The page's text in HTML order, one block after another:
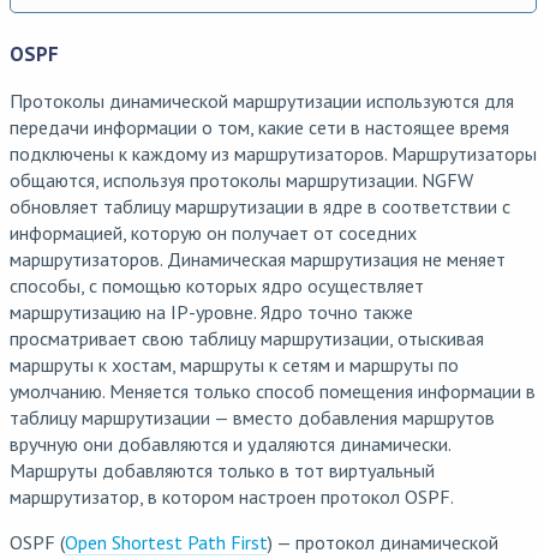
OSPF
Протоколы динамической маршрутизации используются для
передачи информации о том, какие сети в настоящее время
подключены к каждому из маршрутизаторов. Маршрутизаторы
общаются, используя протоколы маршрутизации. NGFW
обновляет таблицу маршрутизации в ядре в соответствии с
информацией, которую он получает от соседних
маршрутизаторов. Динамическая маршрутизация не меняет
способы, с помощью которых ядро осуществляет
маршрутизацию на IP-уровне. Ядро точно также
просматривает свою таблицу маршрутизации, отыскивая
маршруты к хостам, маршруты к сетям и маршруты по
умолчанию. Меняется только способ помещения информации в
таблицу маршрутизации — вместо добавления маршрутов
вручную они добавляются и удаляются динамически.
Маршруты добавляются только в тот виртуальный
маршрутизатор, в котором настроен протокол OSPF.
OSPF (Open Shortest Path First) — протокол динамической